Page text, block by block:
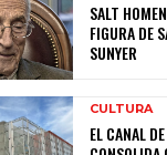
SALT
FIGURA DE
SUNYER
CULTURA
EL CANAL